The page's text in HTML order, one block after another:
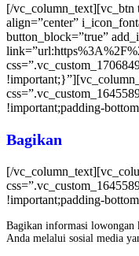
[/vc_column_text][vc_btn
align=”center”
button_block=”true”
!important;padding-
Bagikan
[/
!important;padding-
Bagikan informasi lowongan
Anda melalui sosial media